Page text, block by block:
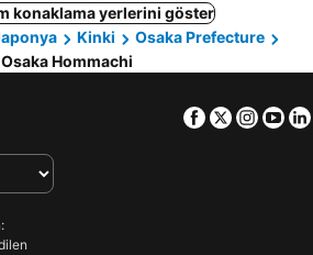
konaklama yerlerini göster
Kinki
Osaka Prefecture
Hommachi
Facebook
Twitter